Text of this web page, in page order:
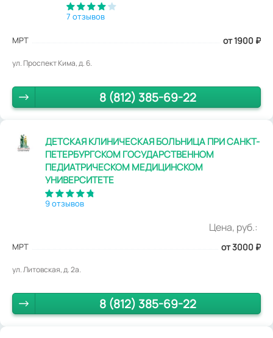
7 отзывов
МРТ от 1900 ₽
ул. Проспект Кима, д. 6.
8 (812) 385-69-22
ДЕТСКАЯ КЛИНИЧЕСКАЯ БОЛЬНИЦА ПРИ САНКТ-
ПЕТЕРБУРГСКОМ ГОСУДАРСТВЕННОМ
ПЕДИАТРИЧЕСКОМ МЕДИЦИНСКОМ
УНИВЕРСИТЕТЕ
9 отзывов
Цена, руб.:
МРТ от 3000 ₽
ул. Литовская, д. 2а.
8 (812) 385-69-22